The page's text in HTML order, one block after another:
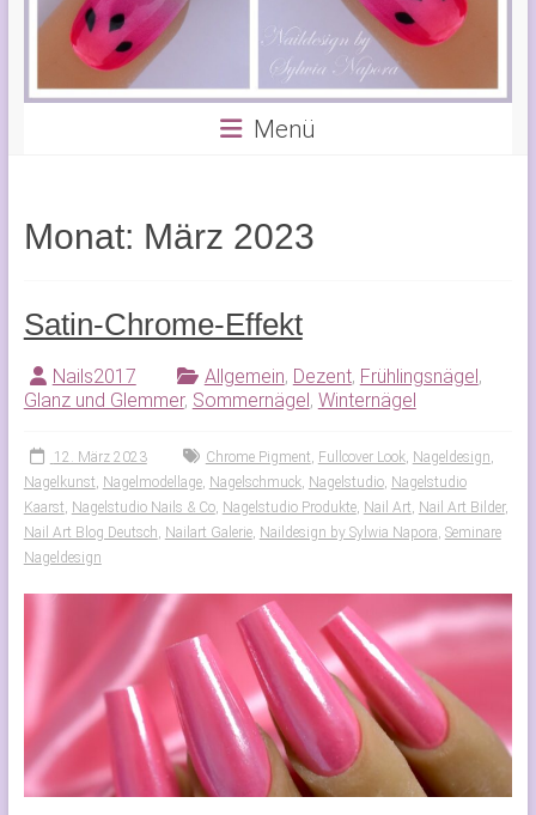
Menü
Monat: März 2023
Satin-Chrome-Effekt
Nails2017 Allgemein, Dezent, Frühlingsnägel,
Glanz und Glemmer, Sommernägel, Winternägel
12. März 2023 Chrome Pigment, Fullcover Look, Nageldesign,
Nagelkunst, Nagelmodellage, Nagelschmuck, Nagelstudio, Nagelstudio
Kaarst, Nagelstudio Nails & Co, Nagelstudio Produkte, Nail Art, Nail Art Bilder,
Nail Art Blog Deutsch, Nailart Galerie, Naildesign by Sylwia Napora, Seminare
Nageldesign